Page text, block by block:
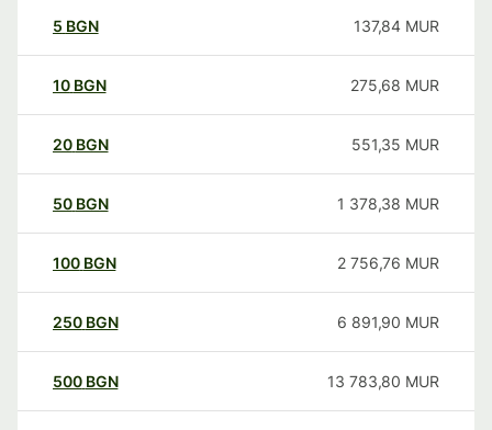
5 BGN 137,84 MUR
10 BGN 275,68 MUR
20 BGN 551,35 MUR
50 BGN 1 378,38 MUR
100 BGN 2 756,76 MUR
250 BGN 6 891,90 MUR
500 BGN 13 783,80 MUR